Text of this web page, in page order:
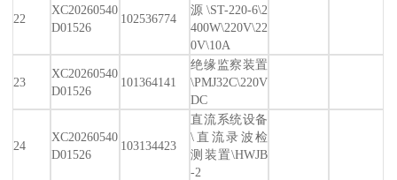
22
XC20260540
D01526
102536774
源\ST-220-6\2
400W\220V\22
0V\10A
23
XC20260540
D01526
101364141
绝缘监察装置
\PMJ32C\220V
DC
24
XC20260540
D01526
103134423
直流系统设备
\直流录波检
测装置\HWJB
-2